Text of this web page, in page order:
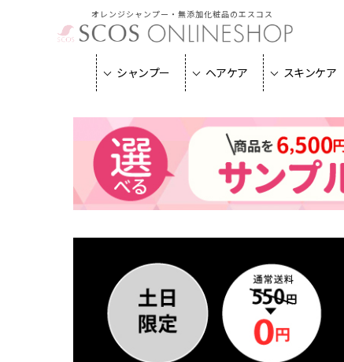
オレンジシャンプー・無添加化粧品のエスコス
シャンプー ヘアケア スキンケア